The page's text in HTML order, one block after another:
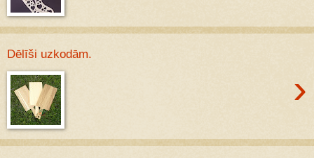
Dēlīši uzkodām.
›